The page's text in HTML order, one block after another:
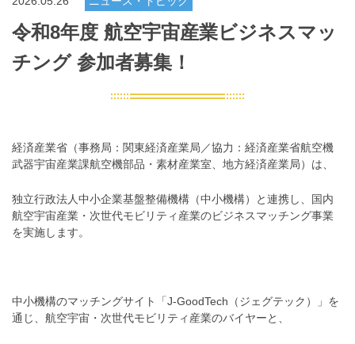
令和8年度 航空宇宙産業ビジネスマッ
チング 参加者募集！
経済産業省（事務局：関東経済産業局／協力：経済産業省航空機
武器宇宙産業課航空機部品・素材産業室、地方経済産業局）は、
独立行政法人中小企業基盤整備機構（中小機構）と連携し、国内
航空宇宙産業・次世代モビリティ産業のビジネスマッチング事業
を実施します。
中小機構のマッチングサイト「J-GoodTech（ジェグテック）」を
通じ、航空宇宙・次世代モビリティ産業のバイヤーと、